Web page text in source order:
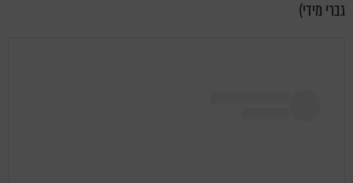
גברי מידי)